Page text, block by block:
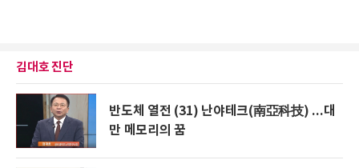
김대호 진단
반도체 열전 (31) 난야테크(南亞科技) ...대
만 메모리의 꿈